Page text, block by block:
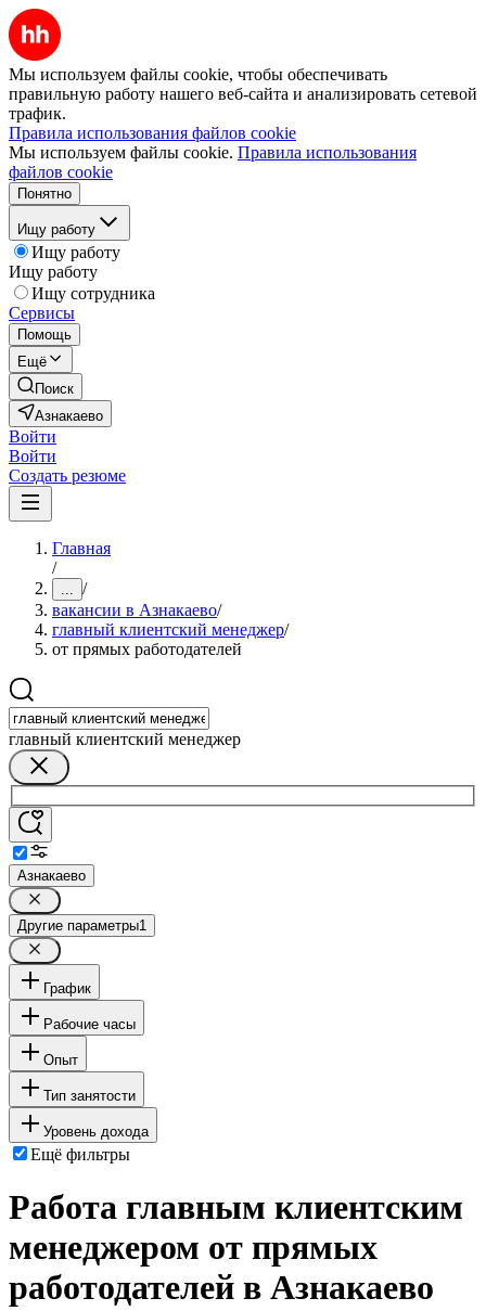
Мы используем файлы cookie, чтобы обеспечивать
правильную работу нашего веб-сайта и анализировать сетевой
трафик.
Правила использования файлов cookie
Мы используем файлы cookie. Правила использования
файлов cookie
Понятно
Ищу работу
Ищу работу
Ищу работу
Ищу сотрудника
Сервисы
Помощь
Ещё
Поиск
Азнакаево
Войти
Войти
Создать резюме
Главная
/
... /
вакансии в Азнакаево/
главный клиентский менеджер/
от прямых работодателей
главный клиентский менеджер
Азнакаево
Другие параметры1
График
Рабочие часы
Опыт
Тип занятости
Уровень дохода
Ещё фильтры
Работа главным клиентским
менеджером от прямых
работодателей в Азнакаево